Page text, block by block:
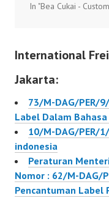
dan harmonisasi ...
Impor Telepon.
Perdagangan R.I..
Nomor: 10/M-
DAG/PER/1/2014
DAG/PER/1/2014
In "Bea Cukai -
International
Jakarta:
73/M-DAG/PER/
Label Dalam
10/M-DAG/PER/
indonesia
Peraturan
Nomor : 62/M-DAG/
Pencantuman Label